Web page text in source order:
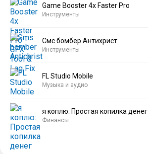
Game Booster 4x Faster Pro
Инструменты
Смс бомбер Антихрист
Инструменты
FL Studio Mobile
Музыка и аудио
я коплю: Простая копилка денег
Финансы